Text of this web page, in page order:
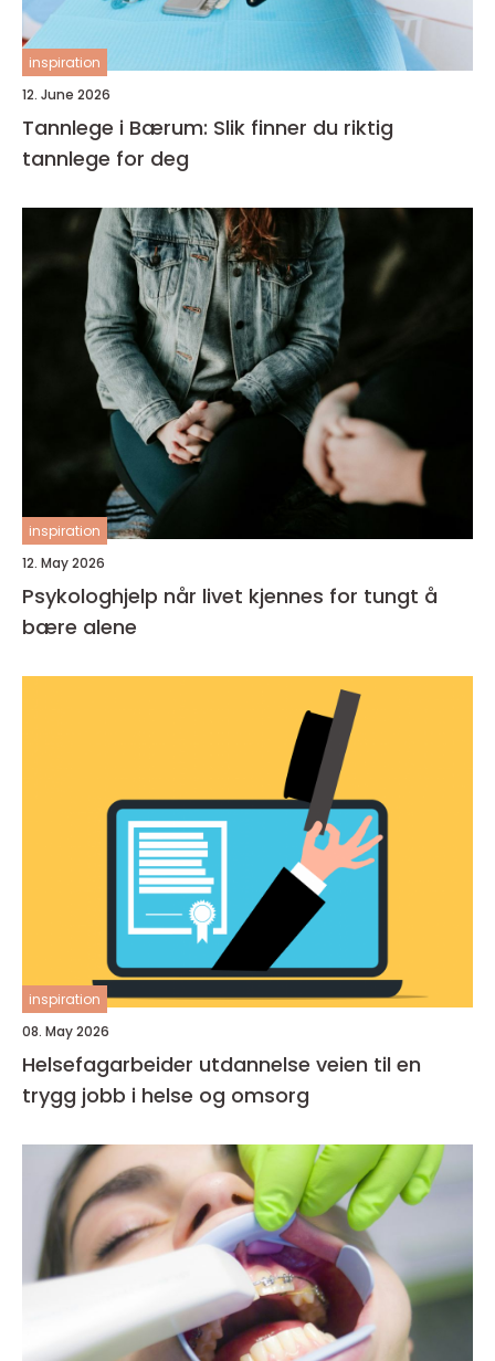
inspiration
12. June 2026
Tannlege i Bærum: Slik finner du riktig
tannlege for deg
inspiration
12. May 2026
Psykologhjelp når livet kjennes for tungt å
bære alene
inspiration
08. May 2026
Helsefagarbeider utdannelse veien til en
trygg jobb i helse og omsorg